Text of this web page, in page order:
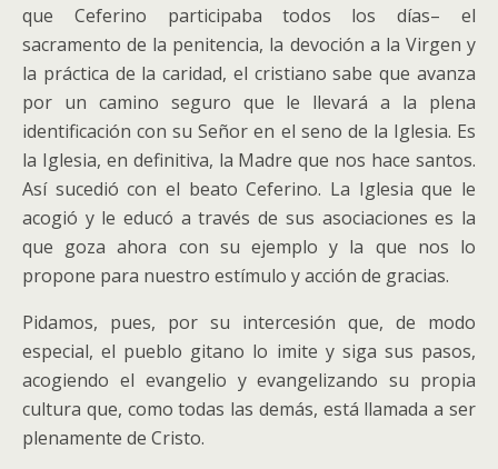
que Ceferino participaba todos los días– el
sacramento de la penitencia, la devoción a la Virgen y
la práctica de la caridad, el cristiano sabe que avanza
por un camino seguro que le llevará a la plena
identificación con su Señor en el seno de la Iglesia. Es
la Iglesia, en definitiva, la Madre que nos hace santos.
Así sucedió con el beato Ceferino. La Iglesia que le
acogió y le educó a través de sus asociaciones es la
que goza ahora con su ejemplo y la que nos lo
propone para nuestro estímulo y acción de gracias.
Pidamos, pues, por su intercesión que, de modo
especial, el pueblo gitano lo imite y siga sus pasos,
acogiendo el evangelio y evangelizando su propia
cultura que, como todas las demás, está llamada a ser
plenamente de Cristo.